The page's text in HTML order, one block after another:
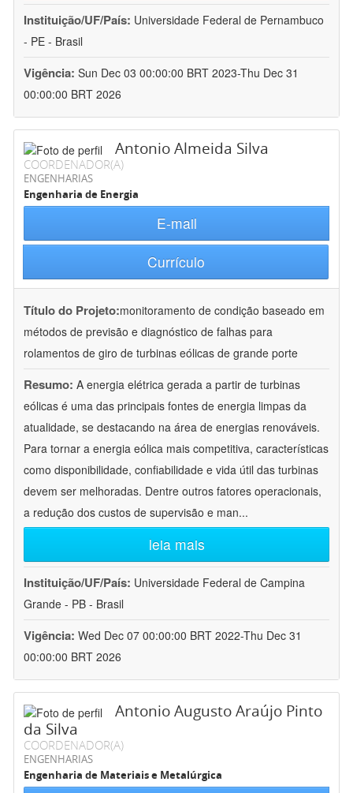
Instituição/UF/País: Universidade Federal de Pernambuco
- PE - Brasil
Vigência: Sun Dec 03 00:00:00 BRT 2023-Thu Dec 31
00:00:00 BRT 2026
Antonio Almeida Silva
COORDENADOR(A)
ENGENHARIAS
Engenharia de Energia
E-mail
Currículo
Título do Projeto:monitoramento de condição baseado em
métodos de previsão e diagnóstico de falhas para
rolamentos de giro de turbinas eólicas de grande porte
Resumo: A energia elétrica gerada a partir de turbinas
eólicas é uma das principais fontes de energia limpas da
atualidade, se destacando na área de energias renováveis.
Para tornar a energia eólica mais competitiva, características
como disponibilidade, confiabilidade e vida útil das turbinas
devem ser melhoradas. Dentre outros fatores operacionais,
a redução dos custos de supervisão e man...
leia mais
Instituição/UF/País: Universidade Federal de Campina
Grande - PB - Brasil
Vigência: Wed Dec 07 00:00:00 BRT 2022-Thu Dec 31
00:00:00 BRT 2026
Antonio Augusto Araújo Pinto
da Silva
COORDENADOR(A)
ENGENHARIAS
Engenharia de Materiais e Metalúrgica